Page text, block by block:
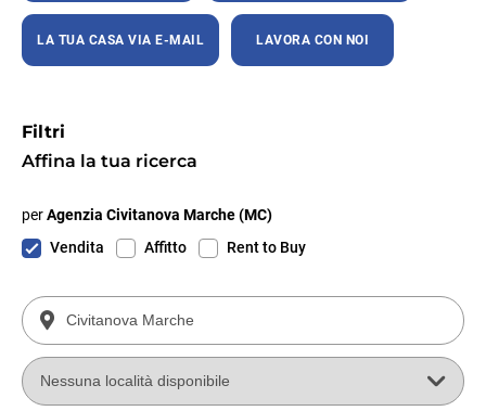
LA TUA CASA VIA E-MAIL LAVORA CON NOI
Filtri
Affina la tua ricerca
perAgenzia Civitanova Marche (MC)
Vendita
Affitto Rent to Buy